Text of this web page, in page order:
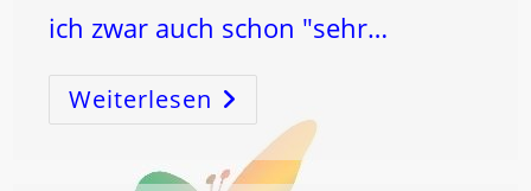
ich zwar auch schon "sehr…
Weiterlesen LEIDEN-
Schaft
Versus
GEIST
Erung!